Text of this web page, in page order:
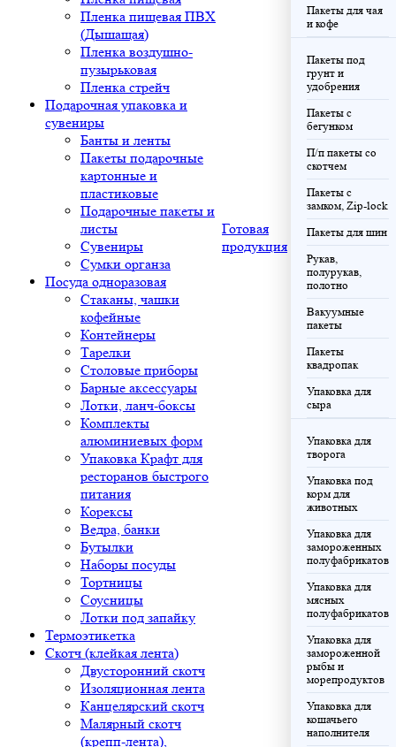
Пленка пищевая ПВХ
(Дышащая)
Пленка воздушно-
пузырьковая
Пленка стрейч
Подарочная упаковка и
сувениры
Банты и ленты
Пакеты подарочные
картонные и
пластиковые
Подарочные пакеты и
листы
Сувениры
Сумки органза
Посуда одноразовая
Стаканы, чашки
кофейные
Контейнеры
Тарелки
Столовые приборы
Барные аксессуары
Лотки, ланч-боксы
Комплекты
алюминиевых форм
Упаковка Крафт для
ресторанов быстрого
питания
Корексы
Ведра, банки
Бутылки
Наборы посуды
Тортницы
Соусницы
Лотки под запайку
Термоэтикетка
Скотч (клейкая лента)
Двусторонний скотч
Изоляционная лента
Канцелярский скотч
Малярный скотч
(крепп-лента),
Готовая
продукция
Пакеты для чая
и кофе
Пакеты под
грунт и
удобрения
Пакеты с
бегунком
П/п пакеты со
скотчем
Пакеты с
замком, Zip-lock
Пакеты для шин
Рукав,
полурукав,
полотно
Вакуумные
пакеты
Пакеты
квадропак
Упаковка для
сыра
Упаковка для
творога
Упаковка под
корм для
животных
Упаковка для
замороженных
полуфабрикатов
Упаковка для
мясных
полуфабрикатов
Упаковка для
замороженной
рыбы и
морепродуктов
Упаковка для
кошачьего
наполнителя